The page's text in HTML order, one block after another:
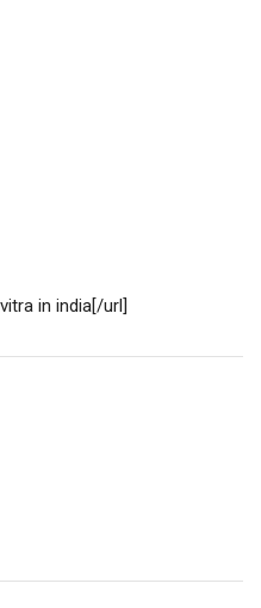
in india[/url]